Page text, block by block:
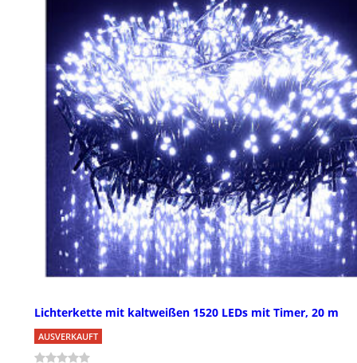
Lichterkette mit kaltweißen 1520 LEDs mit Timer, 20 m
AUSVERKAUFT